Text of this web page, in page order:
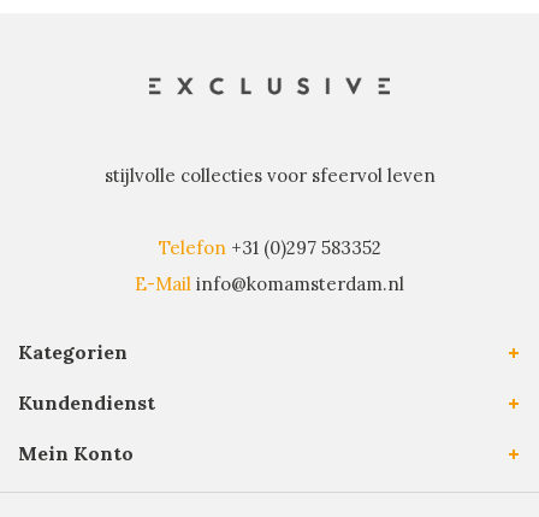
stijlvolle collecties voor sfeervol leven
Telefon +31 (0)297 583352
E-Mail info@komamsterdam.nl
Kategorien
Kundendienst
Mein Konto